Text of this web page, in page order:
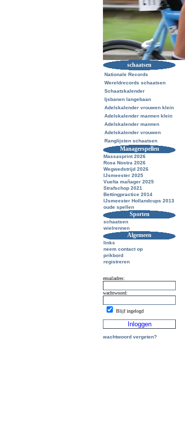
schaatsen
Nationale Records
Wereldrecords schaatsen
Schaatskalender
Ijsbanen langebaan
Adelskalender vrouwen klein
Adelskalender mannen klein
Adelskalender mannen
Adelskalender vrouwen
Ranglijsten schaatsen
Managerspellen
Massasprint 2026
Rosa Nostra 2026
Wegwedstrijd 2026
IJsmeester 2025
Vuelta mañager 2025
Strafschop 2021
Bettingpractice 2014
IJsmeester Hollandcups 2013
oude spellen
Sporten
schaatsen
wielrennen
Algemeen
links
neem contact op
prikbord
registreren
emailadres:
wachtwoord:
Blijf ingelogd
wachtwoord vergeten?